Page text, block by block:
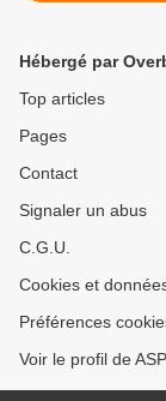
Hébergé par
Top articles
Pages
Contact
Signaler un abus
C.G.U.
Cookies et
Préférences
Voir le profil de